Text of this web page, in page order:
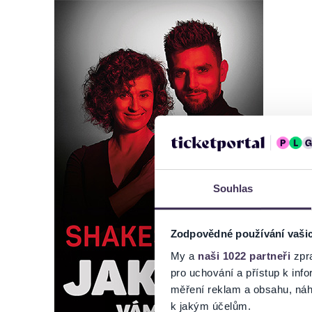
Souhlas
Zodpovědné používání
My a naši 1022 partneři
pro uchování a přístup k
měření reklam a obsahu,
k jakým účelům.